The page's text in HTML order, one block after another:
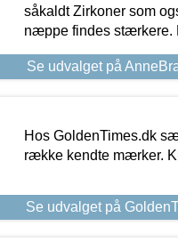
såkaldt Zirkoner som
næppe findes stærkere.
Se udvalget på
Hos GoldenTimes.dk
række kendte mærker.
Se udvalget på